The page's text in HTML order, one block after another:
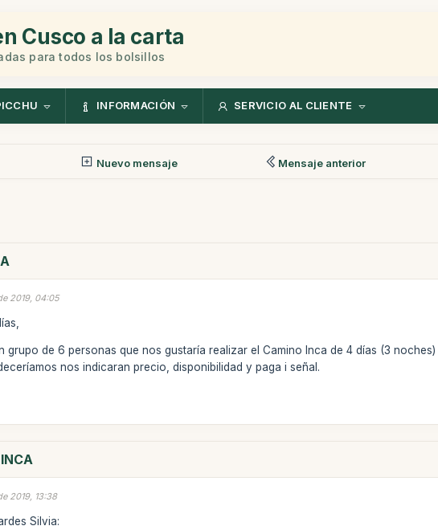
Cusco a la carta
para todos los bolsillos
INFORMACIÓN SERVICIO AL CLIENTE
Nuevo mensaje Mensaje anterior
2019, 04:05
grupo de 6 personas que nos gustaría realizar el Camino Inca de 4 días (3
nos indicaran precio, disponibilidad y paga i señal.
2019, 13:38
Silvia: